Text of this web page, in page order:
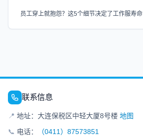
员工穿上就抱怨？这5个细节决定了工作服寿命
联系信息
📍 地址：大连保税区中轻大厦8号楼 地图
📞 电话：
（0411）87573851